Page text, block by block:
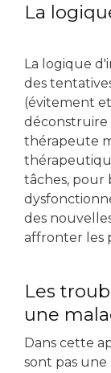
La
La logique
des
(évitement
déconstruire
thérapeute
tâches, pour
des
affronter les
Les
une
Dans cette
sont pas une